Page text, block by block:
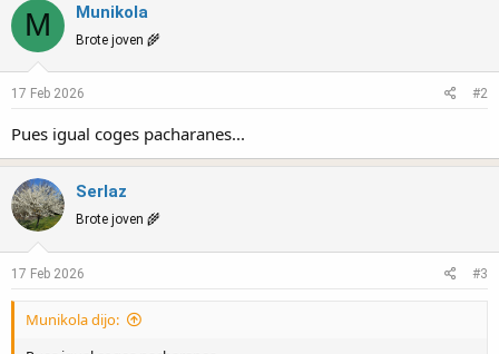
M Munikola
Brote joven 🌾
17 Feb 2026 #2
Pues igual coges pacharanes...
Serlaz
Brote joven 🌾
17 Feb 2026 #3
Munikola dijo: